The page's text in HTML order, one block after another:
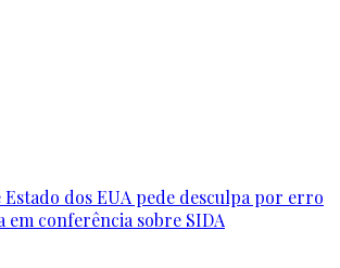
dos EUA pede desculpa por erro
em conferência sobre SIDA